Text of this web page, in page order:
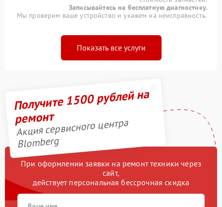
Записывайтесь на бесплатную диагностику.
Мы проверим ваше устройство и укажем на неисправность.
Показать все услуги
Получите 1500 рублей на
ремонт
Акция сервисного центра
Blomberg
При оформлении заявки на ремонт техники через
сайт,
действует персональная бессрочная скидка